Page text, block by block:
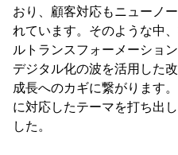
おり、顧客対応もニューノ
れています。そのような中
ルトランスフォーメーショ
デジタル化の波を活用した
成長へのカギに繋がります
に対応したテーマを打ち出
した。